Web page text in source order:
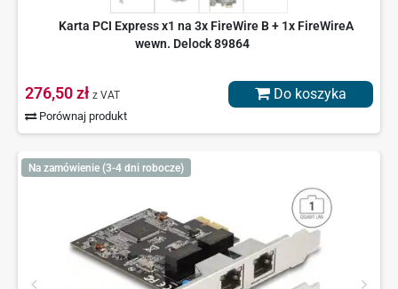
Karta PCI Express x1 na 3x FireWire B + 1x FireWireA
wewn. Delock 89864
276,50 zł z VAT
Porównaj produkt
Do koszyka
Na zamówienie (3-4 dni robocze)